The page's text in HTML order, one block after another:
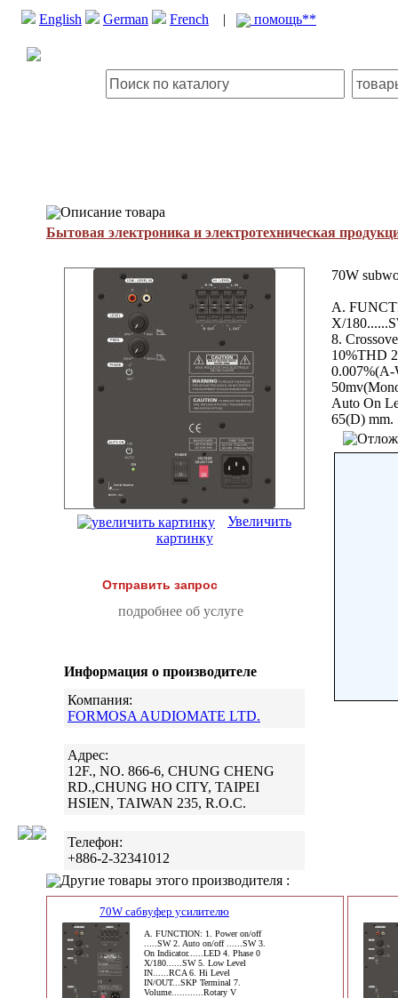
English German French | помощь**
Описание товара
Бытовая электроника и электротехническая
Увеличить
картинку
Отправить запрос
подробнее об услуге
Информация о производителе
Компания:
FORMOSA AUDIOMATE LTD.
Адрес:
12F., NO. 866-6, CHUNG CHENG
RD.,CHUNG HO CITY, TAIPEI
HSIEN, TAIWAN 235, R.O.C.
Телефон:
+886-2-32341012
70W
A.
X/
8.
10%THD
0.007%(A-
Auto On
65(D) mm.
Другие товары этого производителя :
70W сабвуфер усилителю
A. FUNCTION: 1. Power on/off
.....SW 2. Auto on/off ......SW 3.
On Indicator......LED 4. Phase 0
X/180......SW 5. Low Level
IN......RCA 6. Hi Level
IN/OUT...SKP Terminal 7.
Volume............Rotary V